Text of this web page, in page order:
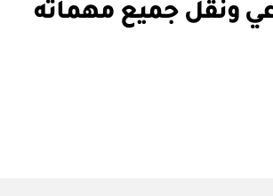
الاجتماعي ونقل جميع مهماته